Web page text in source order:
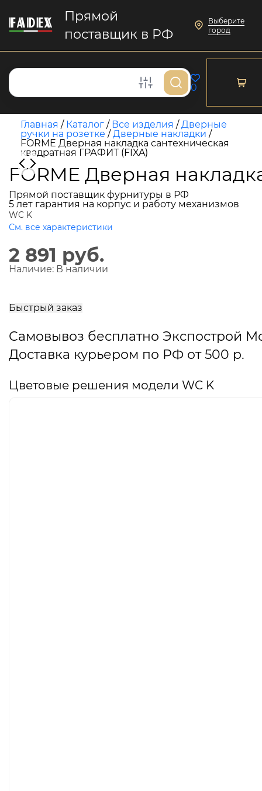
Прямой
поставщик в РФ
Выберите
город
0
Главная / Каталог / Все изделия /Дверные
ручки на розетке /Дверные накладки /
FORME Дверная накладка сантехническая
квадратная ГРАФИТ (FIXA)
FORME Дверная
Прямой поставщик фурнитуры в РФ
5 лет гарантия на корпус и работу механизмов
WC K
См. все характеристики
2 891 руб.
Наличие: В наличии
Быстрый заказ
Самовывоз бесплатно Экспострой
Доставка курьером по РФ от 500 р.
Цветовые решения модели WC K